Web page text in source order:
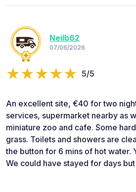
Neilb62
07/06/2026
5/5
An excellent site, €40 for two
services, supermarket nearby as
miniature zoo and cafe. Some
grass. Toilets and showers are
the button for 6 mins of hot water.
We could have stayed for days